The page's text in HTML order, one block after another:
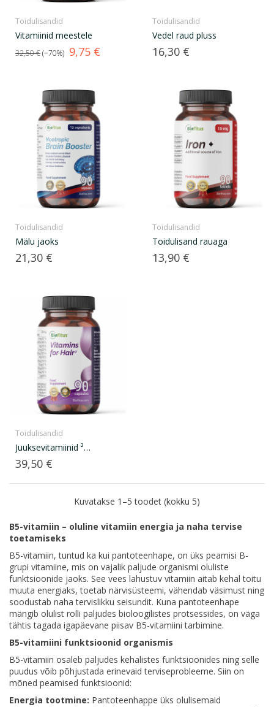
Toidulisandid
Vitamiinid meestele
Tavahind
32,50 € −70% Hind
9,75 €
Toidulisandid
Vedel raud pluss
Hind
16,30 €
Toidulisandid
Mälu jaoks
Hind
21,30 €
Toidulisandid
Toidulisand rauaga
Hind
13,90 €
Toidulisandid
Juuksevitamiinid ²
hüaluroonhappega
Hind
39,50 €
Kuvatakse 1–5 toodet (kokku 5)
B5-vitamiin – oluline vitamiin energia ja naha tervise
toetamiseks
B5-vitamiin, tuntud ka kui pantoteenhape, on üks peamisi B-
grupi vitamiine, mis on vajalik paljude organismi oluliste
funktsioonide jaoks. See vees lahustuv vitamiin aitab kehal toitu
muuta energiaks, toetab närvisüsteemi, vähendab väsimust ning
soodustab naha tervislikku seisundit. Kuna pantoteenhape
mängib olulist rolli paljudes bioloogilistes protsessides, on väga
tähtis tagada igapäevane piisav B5-vitamiini tarbimine.
B5-vitamiini funktsioonid organismis
B5-vitamiin osaleb paljudes kehalistes funktsioonides ning selle
puudus võib põhjustada erinevaid terviseprobleeme. Siin on
mõned peamised funktsioonid:
Energia tootmine: Pantoteenhappe üks olulisemaid